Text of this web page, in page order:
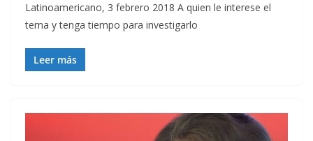
Latinoamericano, 3 febrero 2018 A quien le interese el
tema y tenga tiempo para investigarlo
Leer más